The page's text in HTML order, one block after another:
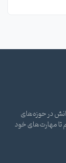
در حوزه‌های
تا مهارت‌های خود